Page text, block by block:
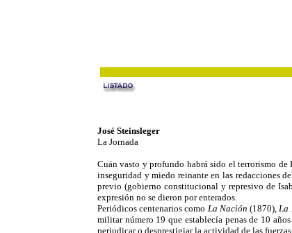
José Steinsleger
La Jornada
Cuán vasto y profundo habrá sido el terrorismo
inseguridad y miedo reinante en las redacciones
previo (gobierno constitucional y represivo de
expresión no se dieron por enterados.
Periódicos centenarios como La Nación (1870), La
militar número 19 que establecía penas de 10
perjudicar o desprestigiar la actividad de las